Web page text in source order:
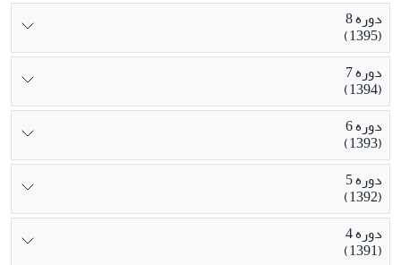
دوره 8
(1395)
دوره 7
(1394)
دوره 6
(1393)
دوره 5
(1392)
دوره 4
(1391)